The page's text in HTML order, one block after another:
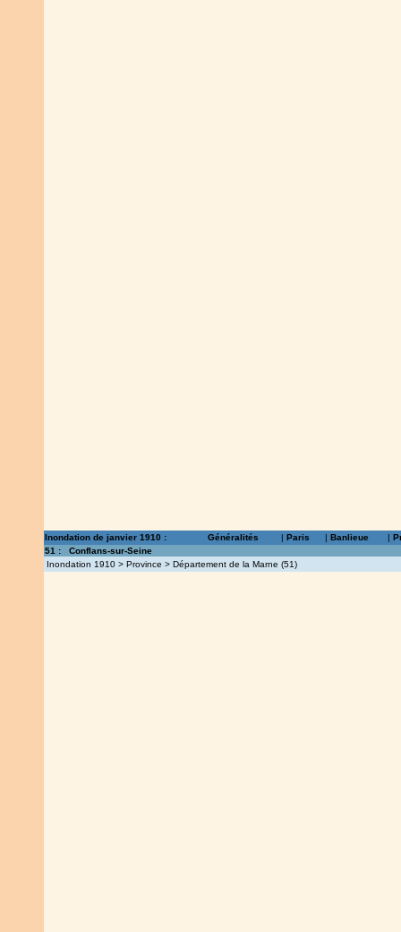
Inondation de janvier 1910 : Généralités | Paris | Banlieue |
51 :
Conflans-sur-Seine
Inondation 1910 > Province > Département de la Marne (51)